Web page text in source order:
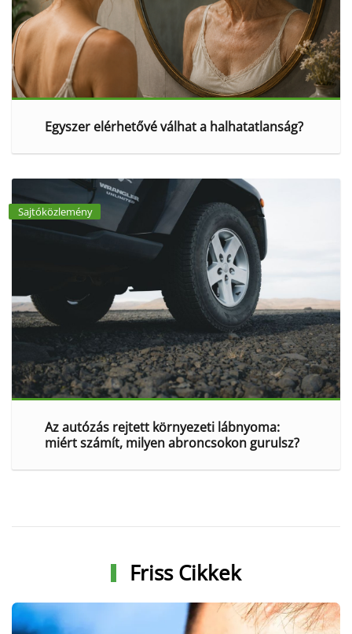
Egyszer elérhetővé válhat a halhatatlanság?
Sajtóközlemény
Az autózás rejtett környezeti lábnyoma:
miért számít, milyen abroncsokon gurulsz?
Friss Cikkek